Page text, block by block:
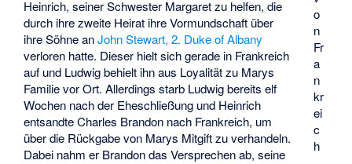
o
n
Fr
a
n
kr
ei
c
h
Heinrich, seiner Schwester Margaret zu helfen, die
durch ihre zweite Heirat ihre Vormundschaft über
ihre Söhne anJohn Stewart, 2. Duke of Albany
verloren hatte. Dieser hielt sich gerade in Frankreich
auf und Ludwig behielt ihn aus Loyalität zu Marys
Familie vor Ort. Allerdings starb Ludwig bereits elf
Wochen nach der Eheschließung und Heinrich
entsandte Charles Brandon nach Frankreich, um
über die Rückgabe von Marys Mitgift zu verhandeln.
Dabei nahm er Brandon das Versprechen ab, seine